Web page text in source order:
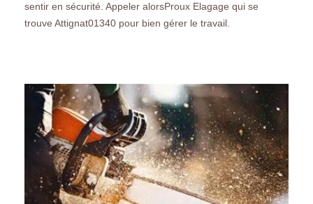
sentir en sécurité. Appeler alorsProux Elagage qui se
trouve Attignat01340 pour bien gérer le travail.